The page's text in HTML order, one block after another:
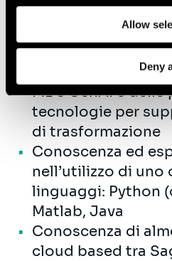
Allow
Deny
STEM
prima esperienza
funzioni di data
Conoscenza dei
ML e GenAI e
tecnologie per
di trasformazione
Conoscenza ed
nell’utilizzo di uno
linguaggi: Python
Matlab, Java
Conoscenza di
cloud based tra